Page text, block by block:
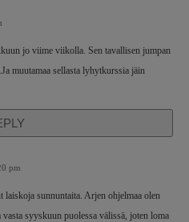
jo viime viikolla. Sen tavallisen jumpan
muutamaa sellasta lyhytkurssia jäin
pm
laiskoja sunnuntaita. Arjen ohjelmaa olen
syyskuun puolessa välissä, joten loma